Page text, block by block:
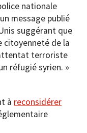
nationale
message publié
suggérant que
citoyenneté de la
terroriste
réfugié syrien. »
à reconsidérer